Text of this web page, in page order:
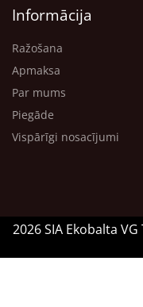
Informācija
Ražošana
Apmaksa
Par mums
Piegāde
Vispārīgi nosacījumi
2026 SIA Ekobalta